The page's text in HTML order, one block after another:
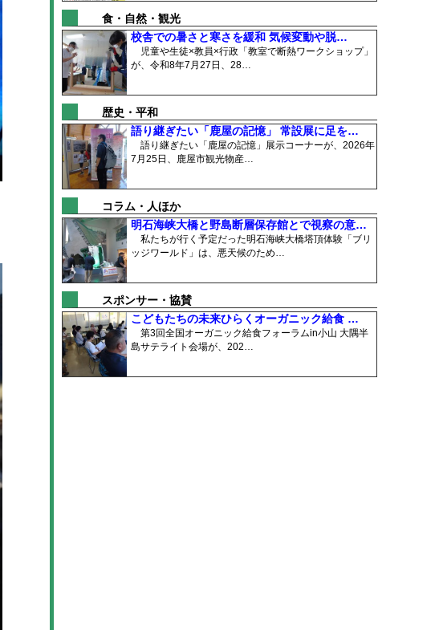
食・自然・観光
校舎での暑さと寒さを緩和 気候変動や脱…
児童や生徒×教員×行政「教室で断熱ワークショップ」
が、令和8年7月27日、28…
歴史・平和
語り継ぎたい「鹿屋の記憶」 常設展に足を…
語り継ぎたい「鹿屋の記憶」展示コーナーが、2026年
7月25日、鹿屋市観光物産…
コラム・人ほか
明石海峡大橋と野島断層保存館とで視察の意…
私たちが行く予定だった明石海峡大橋塔頂体験「ブリ
ッジワールド」は、悪天候のため…
スポンサー・協賛
こどもたちの未来ひらくオーガニック給食 …
第3回全国オーガニック給食フォーラムin小山 大隅半
島サテライト会場が、202…